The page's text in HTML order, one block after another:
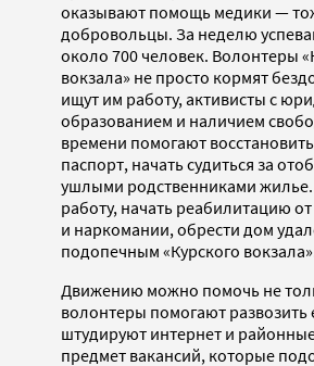
оказывают помощь медики —
добровольцы. За неделю
около 700 человек. Волонтеры
вокзала» не просто кормят
ищут им работу, активисты с
образованием и наличием
времени помогают
паспорт, начать судиться за
ушлыми родственниками жилье.
работу, начать реабилитацию
и наркомании, обрести дом
подопечным «Курского
Движению можно помочь не
волонтеры помогают развозить
штудируют интернет и
предмет вакансий, которые